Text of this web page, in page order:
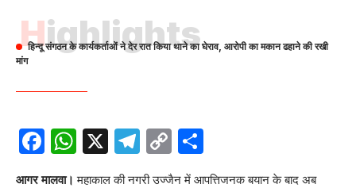
Highlights
हिन्दू संगठन के कार्यकर्ताओं ने देर रात किया थाने का घेराव, आरोपी का मकान ढहाने की रखी
मांग
Facebook
WhatsApp
X Telegram
Copy
Link
आगर मालवा।महाकाल की नगरी उज्जैन में आपत्तिजनक बयान के बाद अब